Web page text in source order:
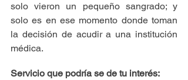
solo vieron un pequeño sangrado; y
solo es en ese momento donde toman
la decisión de acudir a una institución
médica.
Servicio que podría se de tu interés: